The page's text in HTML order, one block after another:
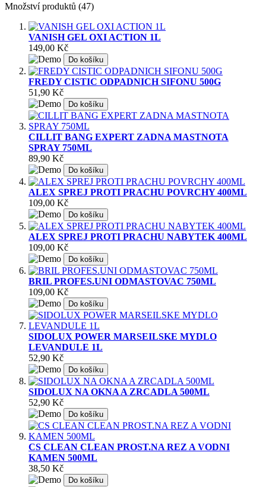
Množství produktů (47)
VANISH GEL OXI ACTION 1L
149,00 Kč
Do košíku
FREDY CISTIC ODPADNICH SIFONU 500G
51,90 Kč
Do košíku
CILLIT BANG EXPERT ZADNA MASTNOTA
SPRAY 750ML
89,90 Kč
Do košíku
ALEX SPREJ PROTI PRACHU POVRCHY 400ML
109,00 Kč
Do košíku
ALEX SPREJ PROTI PRACHU NABYTEK 400ML
109,00 Kč
Do košíku
BRIL PROFES.UNI ODMASTOVAC 750ML
109,00 Kč
Do košíku
SIDOLUX POWER MARSEILSKE MYDLO
LEVANDULE 1L
52,90 Kč
Do košíku
SIDOLUX NA OKNA A ZRCADLA 500ML
52,90 Kč
Do košíku
CS CLEAN CLEAN PROST.NA REZ A VODNI
KAMEN 500ML
38,50 Kč
Do košíku